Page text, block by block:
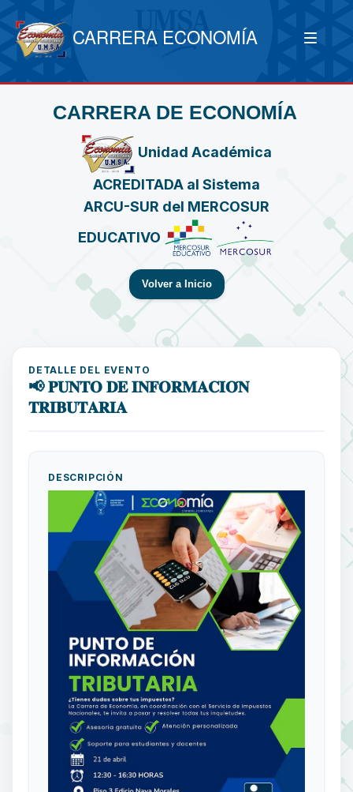
CARRERA ECONOMÍA
CARRERA DE ECONOMÍA
Unidad Académica
ACREDITADA al Sistema
ARCU-SUR del MERCOSUR
EDUCATIVO
Volver a Inicio
DETALLE DEL EVENTO
📢 𝐏𝐔𝐍𝐓𝐎 𝐃𝐄 𝐈𝐍𝐅𝐎𝐑𝐌𝐀𝐂𝐈𝐎́𝐍
𝐓𝐑𝐈𝐁𝐔𝐓𝐀𝐑𝐈𝐀
DESCRIPCIÓN